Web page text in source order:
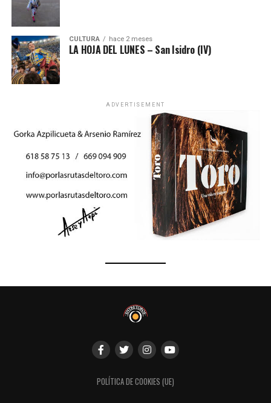
CULTURA hace 2 meses
LA HOJA DEL LUNES – San Isidro (IV)
ADVERTISEMENT
POLÍTICA DE COOKIES (UE)